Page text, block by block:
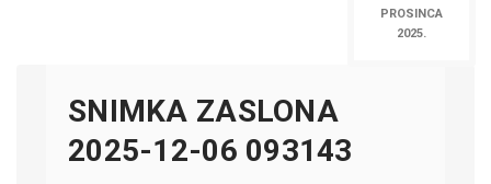
PROSINCA
2025.
SNIMKA ZASLONA
2025-12-06 093143